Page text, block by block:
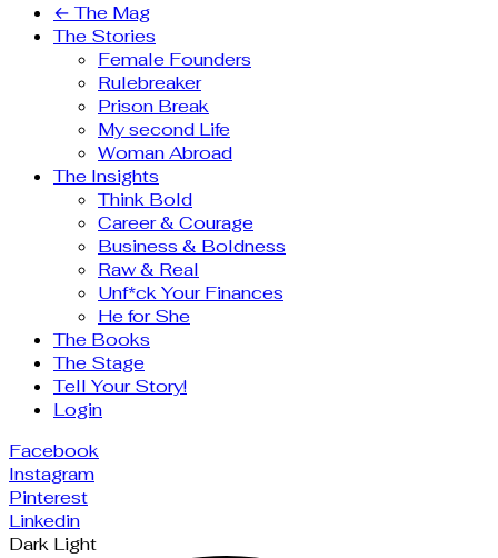
← The Mag
The Stories
Female Founders
Rulebreaker
Prison Break
My second Life
Woman Abroad
The Insights
Think Bold
Career & Courage
Business & Boldness
Raw & Real
Unf*ck Your Finances
He for She
The Books
The Stage
Tell Your Story!
Login
Facebook
Instagram
Pinterest
Linkedin
Dark Light